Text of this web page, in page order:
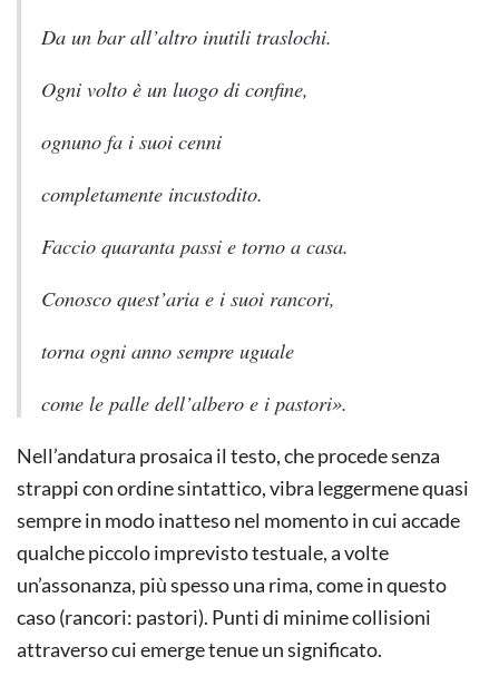
Da un bar all’altro inutili traslochi.
Ogni volto è un luogo di confine,
ognuno fa i suoi cenni
completamente incustodito.
Faccio quaranta passi e torno a casa.
Conosco quest’aria e i suoi rancori,
torna ogni anno sempre uguale
come le palle dell’albero e i pastori».
Nell’andatura prosaica il testo, che procede senza
strappi con ordine sintattico, vibra leggermene quasi
sempre in modo inatteso nel momento in cui accade
qualche piccolo imprevisto testuale, a volte
un’assonanza, più spesso una rima, come in questo
caso (rancori: pastori). Punti di minime collisioni
attraverso cui emerge tenue un significato.